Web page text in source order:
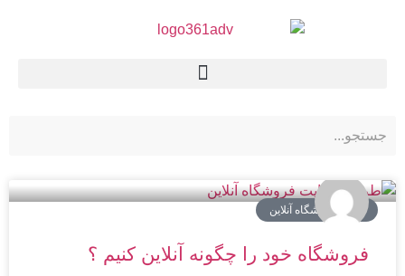
سایت فروشگاه آنلاین
فروشگاه خود را چگونه آنلاین کنیم ؟